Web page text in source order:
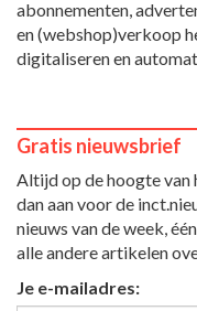
abonnementen,
en (webshop)verkoop
digitaliseren en
Gratis nieuwsbrief
Altijd op de hoogte van
dan aan voor de
nieuws van de week,
alle andere artikelen
Je e-mailadres: